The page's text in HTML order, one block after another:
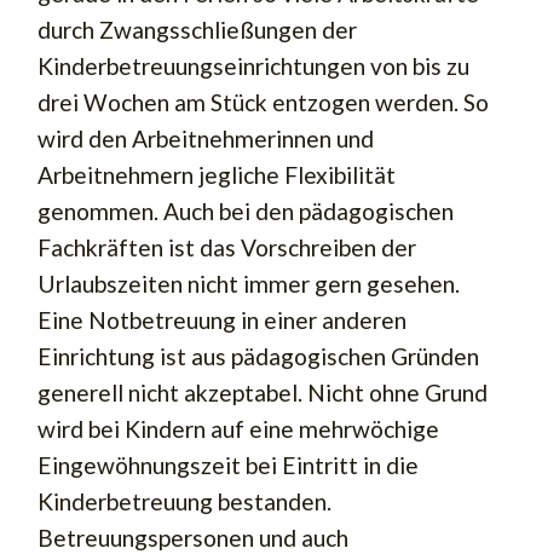
durch Zwangsschließungen der
Kinderbetreuungseinrichtungen von bis zu
drei Wochen am Stück entzogen werden. So
wird den Arbeitnehmerinnen und
Arbeitnehmern jegliche Flexibilität
genommen. Auch bei den pädagogischen
Fachkräften ist das Vorschreiben der
Urlaubszeiten nicht immer gern gesehen.
Eine Notbetreuung in einer anderen
Einrichtung ist aus pädagogischen Gründen
generell nicht akzeptabel. Nicht ohne Grund
wird bei Kindern auf eine mehrwöchige
Eingewöhnungszeit bei Eintritt in die
Kinderbetreuung bestanden.
Betreuungspersonen und auch